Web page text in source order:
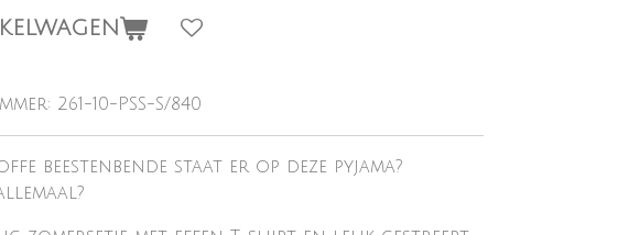
261-10-PSS-S/840
beestenbende staat er op deze pyjama?